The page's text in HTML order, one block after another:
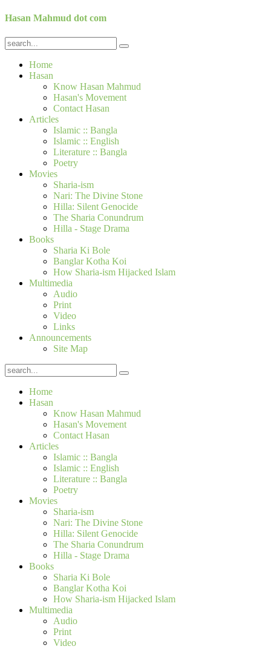
Hasan Mahmud dot com
Home
Hasan
Know Hasan Mahmud
Hasan's Movement
Contact Hasan
Articles
Islamic :: Bangla
Islamic :: English
Literature :: Bangla
Poetry
Movies
Sharia-ism
Nari: The Divine Stone
Hilla: Silent Genocide
The Sharia Conundrum
Hilla - Stage Drama
Books
Sharia Ki Bole
Banglar Kotha Koi
How Sharia-ism Hijacked Islam
Multimedia
Audio
Print
Video
Links
Announcements
Site Map
Home
Hasan
Know Hasan Mahmud
Hasan's Movement
Contact Hasan
Articles
Islamic :: Bangla
Islamic :: English
Literature :: Bangla
Poetry
Movies
Sharia-ism
Nari: The Divine Stone
Hilla: Silent Genocide
The Sharia Conundrum
Hilla - Stage Drama
Books
Sharia Ki Bole
Banglar Kotha Koi
How Sharia-ism Hijacked Islam
Multimedia
Audio
Print
Video